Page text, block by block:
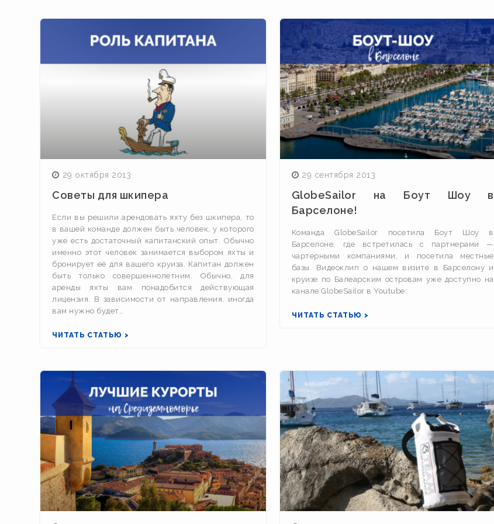
29 октября 2013
Советы для шкипера
Если вы решили арендовать яхту без шкипера, то
в вашей команде должен быть человек, у которого
уже есть достаточный капитанский опыт. Обычно
именно этот человек занимается выбором яхты и
бронирует её для вашего круиза. Капитан должен
быть только совершеннолетним. Обычно, для
аренды яхты вам понадобится действующая
лицензия. В зависимости от направления, иногда
вам нужно будет…
ЧИТАТЬ СТАТЬЮ >
29 сентября 2013
GlobeSailor на Боут Шоу в
Барселоне!
Команда GlobeSailor посетила Боут Шоу в
Барселоне, где встретилась с партнерами —
чартерными компаниями, и посетила местные
базы. Видеоклип о нашем визите в Барселону и
круизе по Балеарским островам уже доступно на
канале GlobeSailor в Youtube:
ЧИТАТЬ СТАТЬЮ >
Навигация
записям